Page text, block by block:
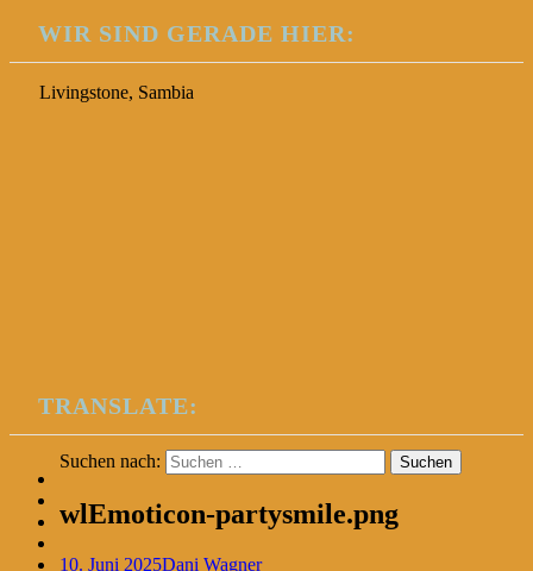
WIR SIND GERADE HIER:
Livingstone, Sambia
TRANSLATE:
Suchen nach:
wlEmoticon-partysmile.png
10. Juni 2025Dani Wagner